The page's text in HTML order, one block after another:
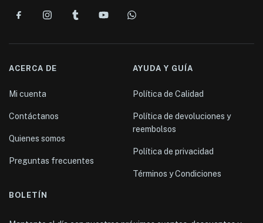
ACERCA DE
Mi cuenta
Contáctanos
Quienes somos
Preguntas frecuentes
AYUDA Y GUÍA
Política de Calidad
Política de devoluciones y
reembolsos
Política de privacidad
Términos y Condiciones
BOLETÍN